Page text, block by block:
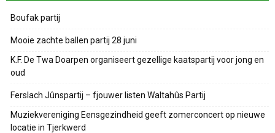
Boufak partij
Mooie zachte ballen partij 28 juni
K.F. De Twa Doarpen organiseert gezellige kaatspartij voor jong en
oud
Ferslach Jûnspartij – fjouwer listen Waltahûs Partij
Muziekvereniging Eensgezindheid geeft zomerconcert op nieuwe
locatie in Tjerkwerd